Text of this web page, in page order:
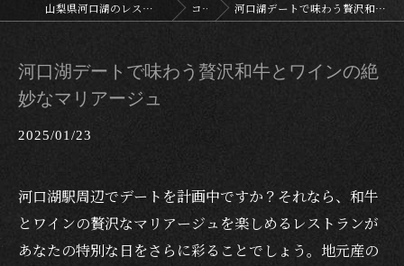
山梨県河口湖のレストランならサラスヴァティー コラム 河口湖デートで味わう贅沢和牛とワインの絶妙なマリアージュ
河口湖デートで味わう贅沢和牛とワインの絶
妙なマリアージュ
2025/01/23
河口湖駅周辺でデートを計画中ですか？それなら、和牛
とワインの贅沢なマリアージュを楽しめるレストランが
あなたの特別な日をさらに彩ることでしょう。地元産の